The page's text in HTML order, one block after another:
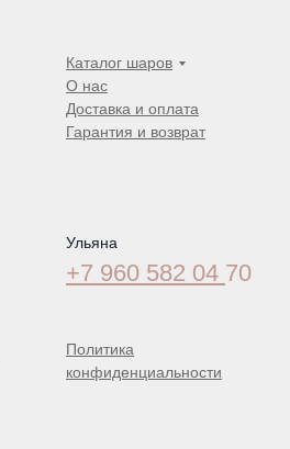
Каталог шаров
О нас
Доставка и оплата
Гарантия и возврат
Ульяна
+7 960 582 04 70
Политика
конфиденциальности